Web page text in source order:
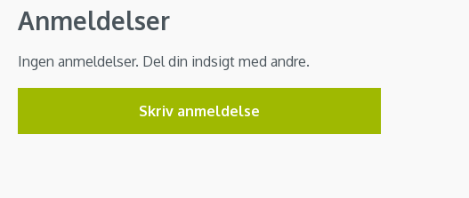
Anmeldelser
Ingen anmeldelser. Del din indsigt med andre.
Skriv anmeldelse